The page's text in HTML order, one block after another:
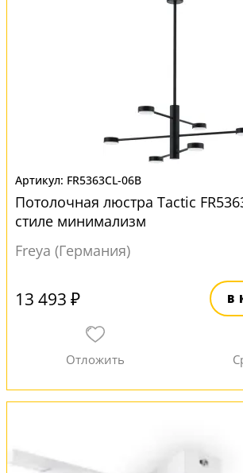
FR5363CL-06B
Потолочная люстра Tactic
стиле минимализм
Freya (Германия)
13 493 ₽ В